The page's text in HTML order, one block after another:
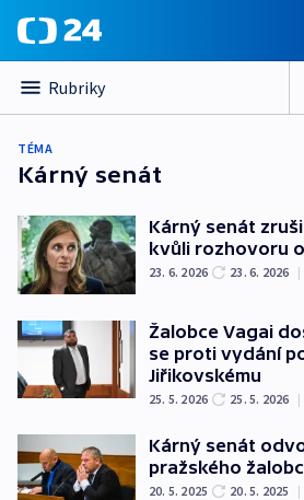
Rubriky
TÉMA
Kárný senát
Kárný senát
kvůli rozhovoru
23. 6. 2026 23. 6. 2026 |
Žalobce Vagai
se proti vydání
Jiřikovskému
25. 5. 2026 25. 5. 2026 |
Kárný senát
pražského
20. 5. 2025 20. 5. 2025 |